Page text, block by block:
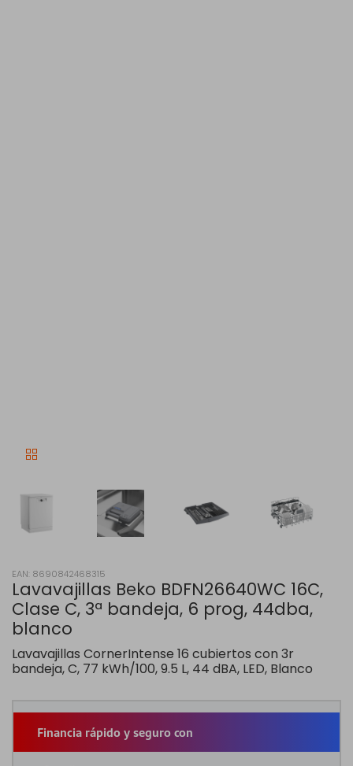
EAN: 8690842468315
Lavavajillas Beko BDFN26640WC 16C,
Clase C, 3ª bandeja, 6 prog, 44dba,
blanco
Lavavajillas CornerIntense 16 cubiertos con 3r
bandeja, C, 77 kWh/100, 9.5 L, 44 dBA, LED, Blanco